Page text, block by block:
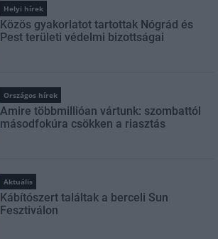
Helyi hírek
Közös gyakorlatot tartottak Nógrád és
Pest területi védelmi bizottságai
Országos hírek
Amire többmillióan vártunk: szombattól
másodfokúra csökken a riasztás
Aktuális
Kábítószert találtak a berceli Sun
Fesztiválon